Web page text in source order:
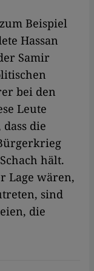
Beispiel
Hassan
Samir
bei den
Leute
die
hält.
Lage wären,
sind
die